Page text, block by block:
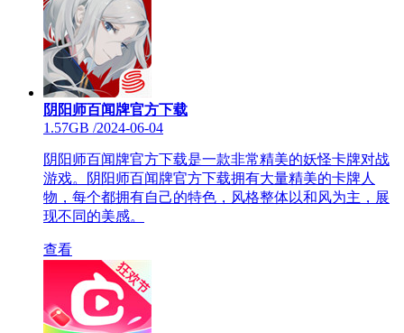
阴阳师百闻牌官方下载
1.57GB /2024-06-04
阴阳师百闻牌官方下载是一款非常精美的妖怪卡牌对战
游戏。阴阳师百闻牌官方下载拥有大量精美的卡牌人
物，每个都拥有自己的特色，风格整体以和风为主，展
现不同的美感。
查看